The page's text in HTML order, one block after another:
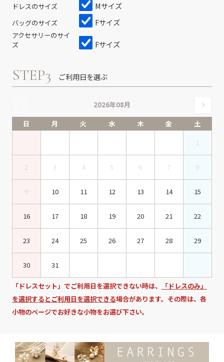
ドレスのサイズ Mサイズ
バッグのサイズ Fサイズ
アクセサリーのサイ
ズ
Fサイズ
STEP3 ご利用日を選ぶ
2026年08月
日
月 火 水 木 金
土
1
2 3 4 5 6 7 8
9 10 11 12 13 14 15
16 17 18 19 20 21 22
23 24 25 26 27 28 29
30 31
「ドレスセット」でご利用日を選択できない時は、
「ドレスのみ」
を選択するとご利用日を選択できる場合があります。その際は、各
小物のページでお好きな小物をお選び下さい。